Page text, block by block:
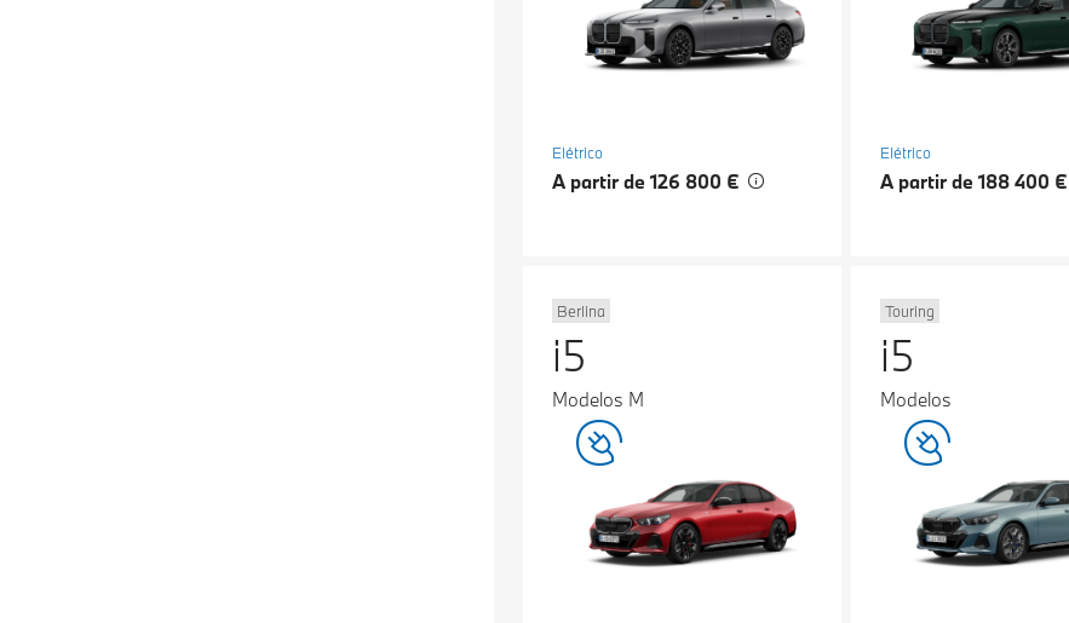
Elétrico
A partir de 126 800 €
Elétrico
A partir de 188 400 €
Berlina
i5
Modelos M
Touring
i5
Modelos